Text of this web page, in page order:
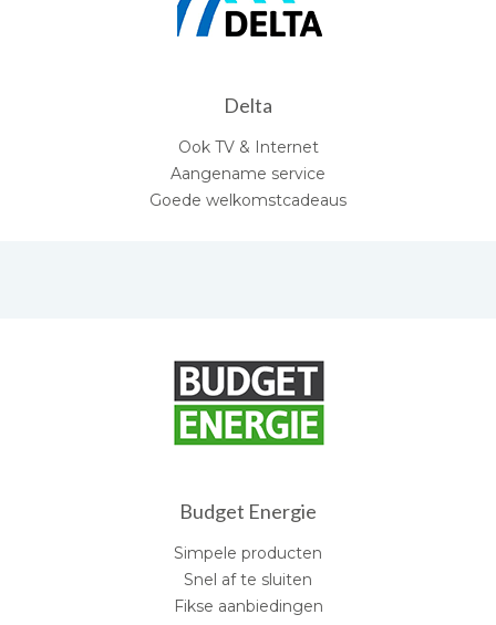
Delta
Ook TV & Internet
Aangename service
Goede welkomstcadeaus
Budget Energie
Simpele producten
Snel af te sluiten
Fikse aanbiedingen